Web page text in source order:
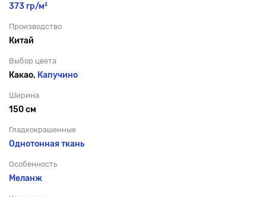
373 гр/м²
Производство
Китай
Выбор цвета
Какао, Капучино
Ширина
150 см
Гладкокрашенные
Однотонная ткань
Особенность
Меланж